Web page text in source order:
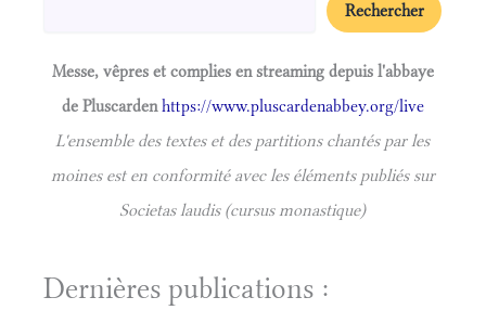
Rechercher
Messe, vêpres et complies en streaming depuis l'abbaye
de Pluscardenhttps://www.pluscardenabbey.org/live
L'ensemble des textes et des partitions chantés par les
moines est en conformité avec les éléments publiés sur
Societas laudis (cursus monastique)
Dernières publications :